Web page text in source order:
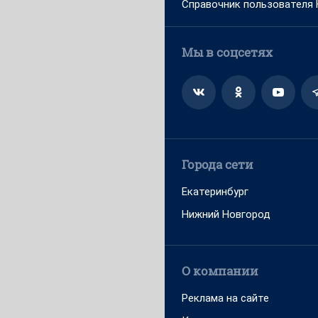
Справочник пользователя
Мы в соцсетях
Города сети
Екатеринбург
Нижний Новгород
О компании
Реклама на сайте